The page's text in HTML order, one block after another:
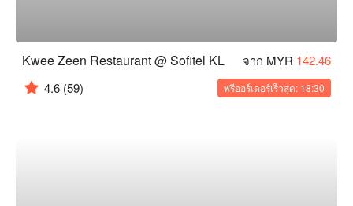
Kwee Zeen Restaurant @ Sofitel KL จาก MYR 142.46
4.6 (59) พรีออร์เดอร์เร็วสุด: 18:30